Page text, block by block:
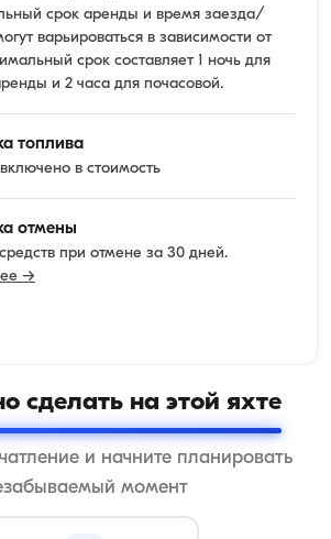
срок аренды и время заезда/
варьироваться в зависимости от
срок составляет 1 ночь для
и 2 часа для почасовой.
топлива
в стоимость
отмены
при отмене за 30 дней.
→
сделать на этой яхте
и начните планировать
момент